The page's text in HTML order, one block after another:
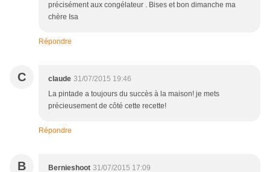
précisément aux congélateur . Bises et bon dimanche ma
chère Isa
Répondre
C claude 31/07/2015 19:46
La pintade a toujours du succès à la maison! je mets
précieusement de côté cette recette!
Répondre
B Bernieshoot 31/07/2015 17:09